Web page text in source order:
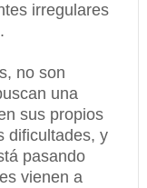
irregulares
no son
una
sus propios
dificultades, y
pasando
vienen a